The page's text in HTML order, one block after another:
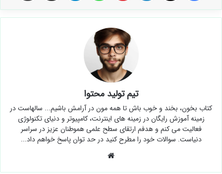
تیم تولید محتوا
کتاب بخون، بخند و خوب باش تا همه مون در آرامش باشیم... سالهاست در
زمینه آموزش رایگان در زمینه های اینترنت، کامپیوتر و دنیای تکنولوژی
فعالیت می کنم و هدفم ارتقای سطح علمی هموطنان عزیز در سراسر
دنیاست. سوالات خود را مطرح کنید در حد توان پاسخ خواهم داد...